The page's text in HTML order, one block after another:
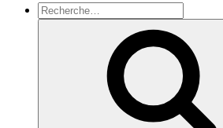
Recherche
pour